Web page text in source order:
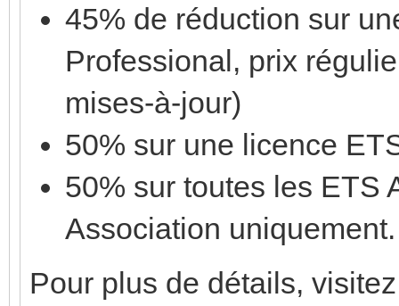
45% de réduction sur
Professional, prix
mises-à-jour)
50% sur une licence
50% sur toutes les ETS
Association uniquement.
Pour plus de détails,